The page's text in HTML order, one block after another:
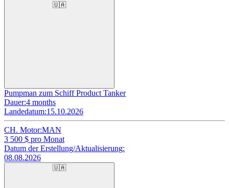
🇺🇦
Pumpman zum Schiff Product Tanker
Dauer:4 months
Landedatum:15.10.2026
CH. Motor:MAN
3 500 $ pro Monat
Datum der Erstellung/Aktualisierung:
08.08.2026
🇺🇦